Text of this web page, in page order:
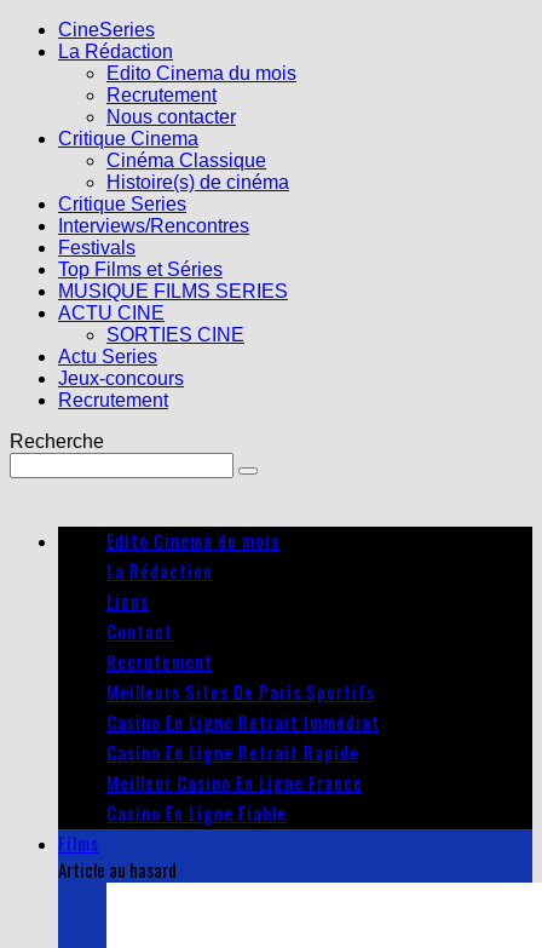
CineSeries
La Rédaction
Edito Cinema du mois
Recrutement
Nous contacter
Critique Cinema
Cinéma Classique
Histoire(s) de cinéma
Critique Series
Interviews/Rencontres
Festivals
Top Films et Séries
MUSIQUE FILMS SERIES
ACTU CINE
SORTIES CINE
Actu Series
Jeux-concours
Recrutement
Recherche
Edito Cinema du mois
La Rédaction
Liens
Contact
Recrutement
Meilleurs Sites De Paris Sportifs
Casino En Ligne Retrait Immédiat
Casino En Ligne Retrait Rapide
Meilleur Casino En Ligne France
Casino En Ligne Fiable
Films
Article au hasard